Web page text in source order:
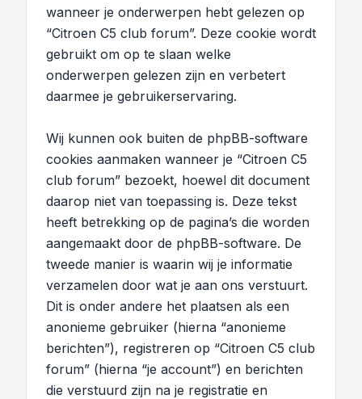
wanneer je onderwerpen hebt gelezen op
“Citroen C5 club forum”. Deze cookie wordt
gebruikt om op te slaan welke
onderwerpen gelezen zijn en verbetert
daarmee je gebruikerservaring.
Wij kunnen ook buiten de phpBB-software
cookies aanmaken wanneer je “Citroen C5
club forum” bezoekt, hoewel dit document
daarop niet van toepassing is. Deze tekst
heeft betrekking op de pagina’s die worden
aangemaakt door de phpBB-software. De
tweede manier is waarin wij je informatie
verzamelen door wat je aan ons verstuurt.
Dit is onder andere het plaatsen als een
anonieme gebruiker (hierna “anonieme
berichten”), registreren op “Citroen C5 club
forum” (hierna “je account”) en berichten
die verstuurd zijn na je registratie en